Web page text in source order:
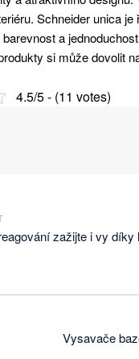
Schneider unica je
a
si může dovolit
4.5/5 - (11 votes)
zažijte i vy díky
Vysavače